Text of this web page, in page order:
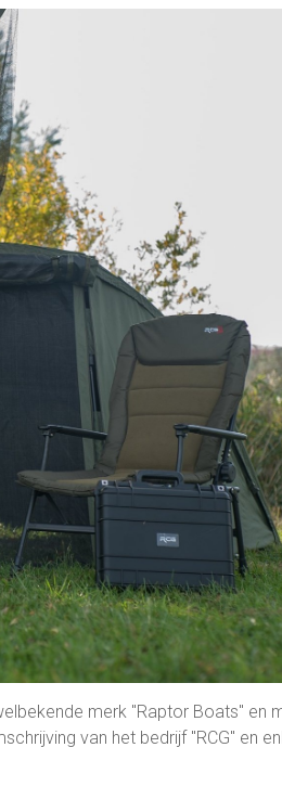
merk "Raptor Boats" en
van het bedrijf "RCG" en